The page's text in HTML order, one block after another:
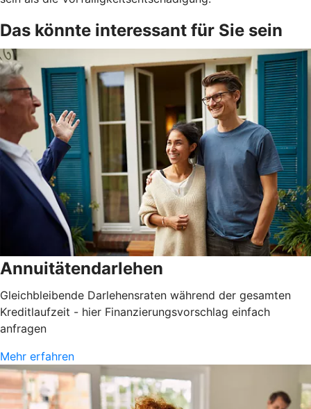
Das könnte interessant für Sie sein
Annuitätendarlehen
Gleichbleibende Darlehensraten während der gesamten
Kreditlaufzeit - hier Finanzierungsvorschlag einfach
anfragen
Mehr erfahren